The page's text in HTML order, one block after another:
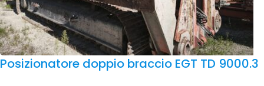
Posizionatore doppio braccio EGT TD 9000.3